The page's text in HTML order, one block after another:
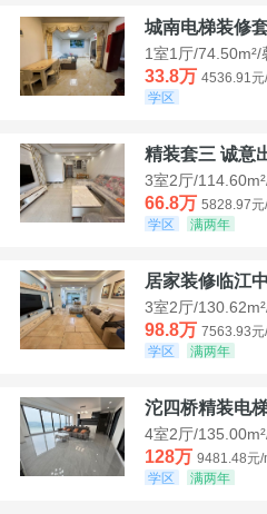
城南电梯装修
1室1厅/74.50m²/
33.8万 4536.91元
学区
精装套三 诚意
3室2厅/
66.8万 5828.97元
学区
满两年
居家装修临江
3室2厅/
98.8万 7563.93元
学区
满两年
沱四桥精装电
4室2厅/
128万 9481.48元/
学区
满两年